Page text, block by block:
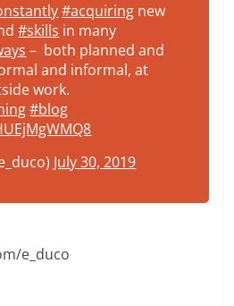
#acquiring new
#skills in many
– both planned and
and informal, at
work.
#blog
July 30, 2019
e_duco